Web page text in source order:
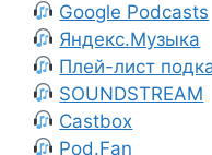
Google Podcasts
Яндекс.Музыка
Плей-лист
SOUNDSTREAM
Castbox
Pod.Fan